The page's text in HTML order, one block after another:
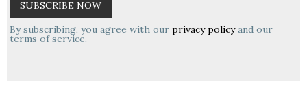
By subscribing, you agree with our privacy policyand our
terms of service.